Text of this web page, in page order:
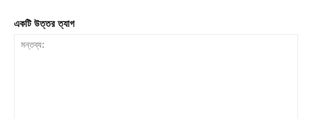
একটি উত্তর ত্যাগ